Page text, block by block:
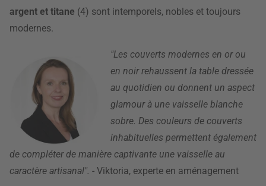
argent et titane (4) sont intemporels, nobles et toujours
modernes.
"Les couverts modernes en or ou
en noir rehaussent la table dressée
au quotidien ou donnent un aspect
glamour à une vaisselle blanche
sobre. Des couleurs de couverts
inhabituelles permettent également
de compléter de manière captivante une vaisselle au
caractère artisanal". - Viktoria, experte en aménagement